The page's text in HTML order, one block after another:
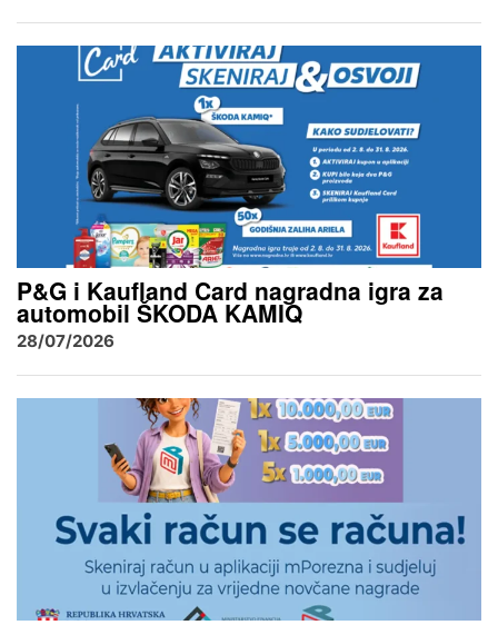
P&G i Kaufland Card nagradna igra za
automobil ŠKODA KAMIQ
28/07/2026